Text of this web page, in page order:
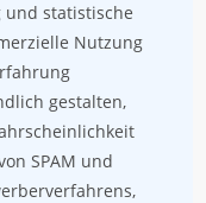
statistische
Nutzung
gestalten,
SPAM und